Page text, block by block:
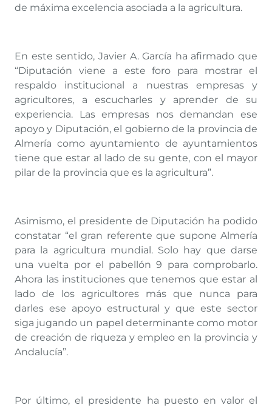
de máxima excelencia asociada a la agricultura.
En este sentido, Javier A. García ha afirmado que
“Diputación viene a este foro para mostrar el
respaldo institucional a nuestras empresas y
agricultores, a escucharles y aprender de su
experiencia. Las empresas nos demandan ese
apoyo y Diputación, el gobierno de la provincia de
Almería como ayuntamiento de ayuntamientos
tiene que estar al lado de su gente, con el mayor
pilar de la provincia que es la agricultura”.
Asimismo, el presidente de Diputación ha podido
constatar “el gran referente que supone Almería
para la agricultura mundial. Solo hay que darse
una vuelta por el pabellón 9 para comprobarlo.
Ahora las instituciones que tenemos que estar al
lado de los agricultores más que nunca para
darles ese apoyo estructural y que este sector
siga jugando un papel determinante como motor
de creación de riqueza y empleo en la provincia y
Andalucía”.
Por último, el presidente ha puesto en valor el